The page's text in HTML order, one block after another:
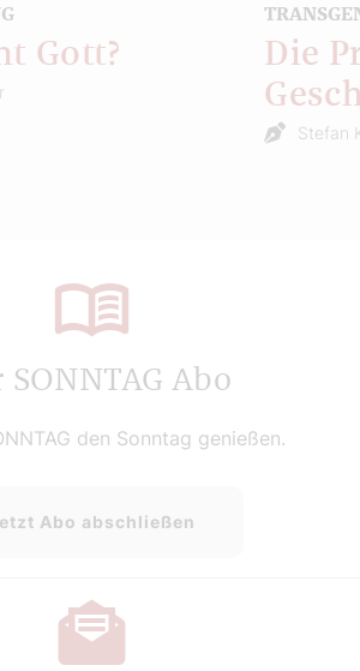
Gott?
Die
Stefan
SONNTAG Abo
den Sonntag genießen.
Abo abschließen